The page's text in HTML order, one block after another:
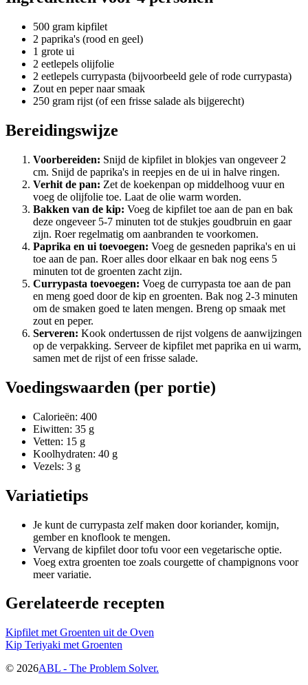
500 gram kipfilet
2 paprika's (rood en geel)
1 grote ui
2 eetlepels olijfolie
2 eetlepels currypasta (bijvoorbeeld gele of rode currypasta)
Zout en peper naar smaak
250 gram rijst (of een frisse salade als bijgerecht)
Bereidingswijze
Voorbereiden: Snijd de kipfilet in blokjes van ongeveer 2
cm. Snijd de paprika's in reepjes en de ui in halve ringen.
Verhit de pan: Zet de koekenpan op middelhoog vuur en
voeg de olijfolie toe. Laat de olie warm worden.
Bakken van de kip: Voeg de kipfilet toe aan de pan en bak
deze ongeveer 5-7 minuten tot de stukjes goudbruin en gaar
zijn. Roer regelmatig om aanbranden te voorkomen.
Paprika en ui toevoegen: Voeg de gesneden paprika's en ui
toe aan de pan. Roer alles door elkaar en bak nog eens 5
minuten tot de groenten zacht zijn.
Currypasta toevoegen: Voeg de currypasta toe aan de pan
en meng goed door de kip en groenten. Bak nog 2-3 minuten
om de smaken goed te laten mengen. Breng op smaak met
zout en peper.
Serveren: Kook ondertussen de rijst volgens de aanwijzingen
op de verpakking. Serveer de kipfilet met paprika en ui warm,
samen met de rijst of een frisse salade.
Voedingswaarden (per portie)
Calorieën: 400
Eiwitten: 35 g
Vetten: 15 g
Koolhydraten: 40 g
Vezels: 3 g
Variatietips
Je kunt de currypasta zelf maken door koriander, komijn,
gember en knoflook te mengen.
Vervang de kipfilet door tofu voor een vegetarische optie.
Voeg extra groenten toe zoals courgette of champignons voor
meer variatie.
Gerelateerde recepten
Kipfilet met Groenten uit de Oven
Kip Teriyaki met Groenten
© 2026ABL - The Problem Solver.